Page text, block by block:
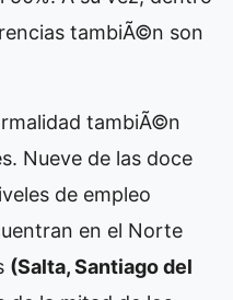
tambiÃ©n son
tambiÃ©n
Nueve de las doce
de empleo
en el Norte
(Salta, Santiago del